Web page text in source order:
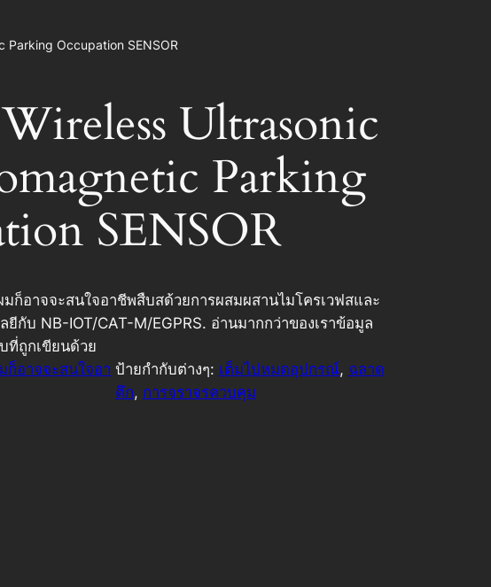
Parking Occupation SENSOR
Ultrasonic
Parking
SENSOR
ก็อาจจะสนใจอาชีพสืบสด้วยการผสมผสานไมโครเวฟสและ
ยีกับ NB-IOT/CAT-M/EGPRS. อ่านมากกว่าของเราข้อมูล
ที่ถูกเขียนด้วย
ก็อาจจะสนใจอา ป้ายกำกับต่างๆ: เต็มไปหมดอุปกรณ์, ฉลาด
ตึก, การจราจรควบคุม